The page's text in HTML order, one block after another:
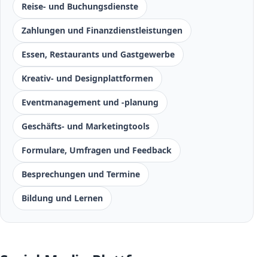
Reise- und Buchungsdienste
Zahlungen und Finanzdienstleistungen
Essen, Restaurants und Gastgewerbe
Kreativ- und Designplattformen
Eventmanagement und -planung
Geschäfts- und Marketingtools
Formulare, Umfragen und Feedback
Besprechungen und Termine
Bildung und Lernen